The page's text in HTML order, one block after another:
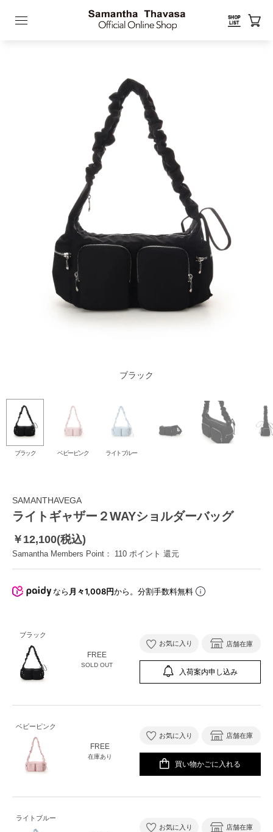
ブラック
ベビーピンク
ライトブルー
ブラック ベビーピンク ライトブルー
SAMANTHAVEGA
ライトギャザー２WAYショルダーバッグ
￥12,100(税込)
Samantha Members Point： 110 ポイント 還元
なら 月々1,008円から。分割手数料無料
ブラック
FREE
SOLD OUT
お気に入り 店舗在庫
入荷案内申し込み
ベビーピンク
FREE
在庫あり
お気に入り 店舗在庫
買い物かごに入れる
ライトブルー
お気に入り 店舗在庫